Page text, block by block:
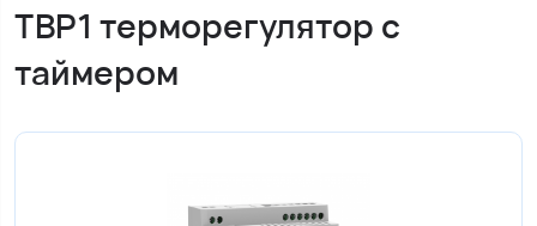
ТВР1 терморегулятор с
таймером